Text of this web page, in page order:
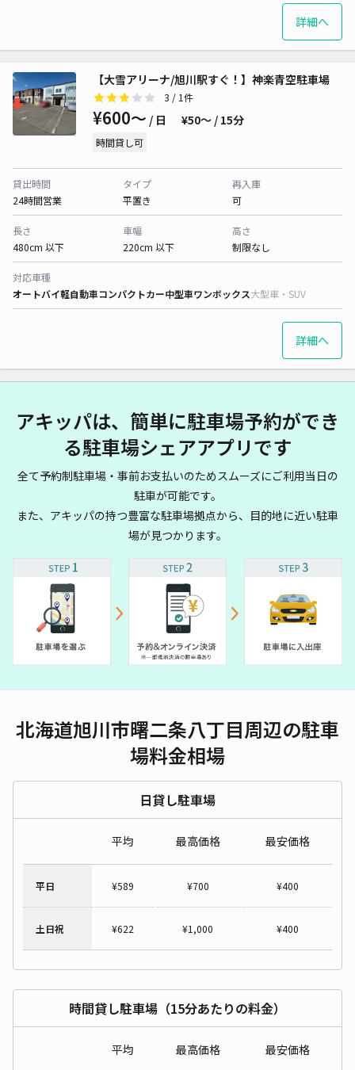
詳細へ
【大雪アリーナ/旭川駅すぐ！】神楽青空駐車場
3 / 1件
¥600〜 / 日 ¥50〜 / 15分
時間貸し可
貸出時間
24時間営業
タイプ
平置き
再入庫
可
長さ
480cm 以下
車幅
220cm 以下
高さ
制限なし
対応車種
オートバイ軽自動車コンパクトカー中型車ワンボックス大型車・SUV
詳細へ
アキッパは、簡単に駐車場予約ができ
る駐車場シェアアプリです
全て予約制駐車場・事前お支払いのためスムーズにご利用当日の
駐車が可能です。
また、アキッパの持つ豊富な駐車場拠点から、目的地に近い駐車
場が見つかります。
北海道旭川市曙二条八丁目周辺の駐車
場料金相場
日貸し駐車場
平均 最高価格 最安価格
平日 ¥589 ¥700 ¥400
土日祝 ¥622 ¥1,000 ¥400
時間貸し駐車場（15分あたりの料金）
平均 最高価格 最安価格